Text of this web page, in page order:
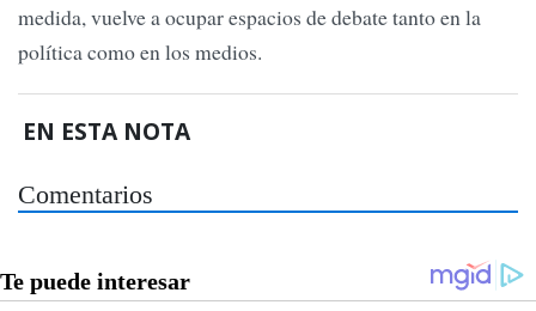
medida, vuelve a ocupar espacios de debate tanto en la
política como en los medios.
EN ESTA NOTA
Comentarios